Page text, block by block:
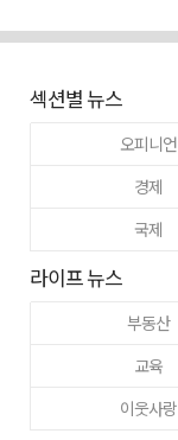
섹션별 뉴스
오피니언
경제
국제
라이프 뉴스
부동산
교육
이웃사랑